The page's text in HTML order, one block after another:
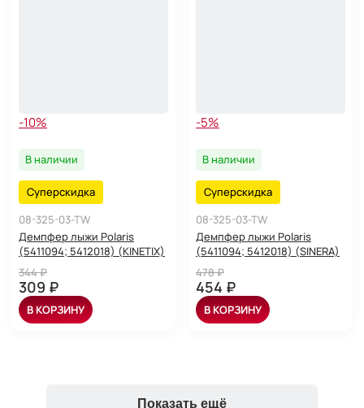
-10%
В наличии
Суперскидка
08-325-03-TW
Демпфер лыжи Polaris
(5411094; 5412018) (KINETIX)
344 ₽
309 ₽
В КОРЗИНУ
-5%
В наличии
Суперскидка
08-325-03-TW
Демпфер лыжи Polaris
(5411094; 5412018) (SINERA)
478 ₽
454 ₽
В КОРЗИНУ
Показать ещё